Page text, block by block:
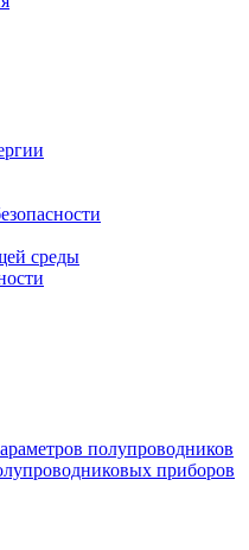
среды
полупроводников
приборов